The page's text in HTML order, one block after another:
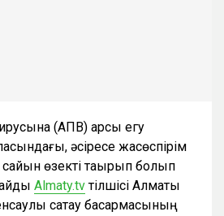
(АПВ) қарсы егу
әсіресе жасөспірім
сайын өзекті тақырып болып
Almaty.tvтілшісі Алматы
сақтау басқармасының